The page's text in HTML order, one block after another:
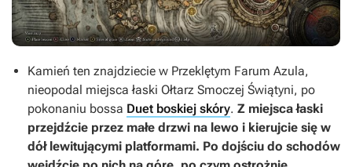
Kamień ten znajdziecie w Przeklętym Farum Azula,
nieopodal miejsca łaski Ołtarz Smoczej Świątyni, po
pokonaniu bossa Duet boskiej skóry. Z miejsca łaski
przejdźcie przez małe drzwi na lewo i kierujcie się w
dół lewitującymi platformami. Po dojściu do schodów